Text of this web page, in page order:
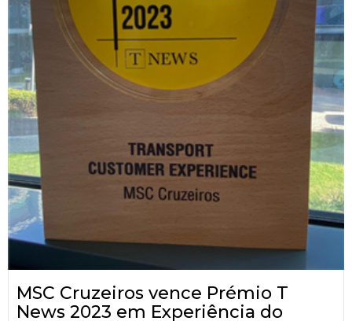
MSC Cruzeiros vence Prémio T
News 2023 em Experiência do